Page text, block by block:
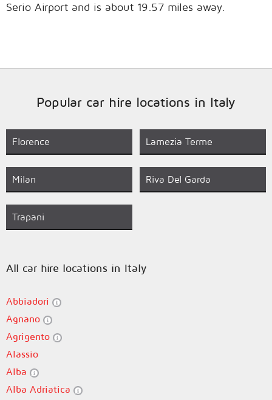
Serio Airport and is about 19.57 miles away.
Popular car hire locations in Italy
Florence Lamezia Terme
Milan Riva Del Garda
Trapani
All car hire locations in Italy
Abbiadori
Agnano
Agrigento
Alassio
Alba
Alba Adriatica